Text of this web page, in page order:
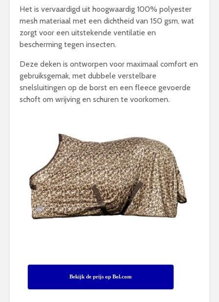
Het is vervaardigd uit hoogwaardig 100% polyester
mesh materiaal met een dichtheid van 150 gsm, wat
zorgt voor een uitstekende ventilatie en
bescherming tegen insecten.
Deze deken is ontworpen voor maximaal comfort en
gebruiksgemak, met dubbele verstelbare
snelsluitingen op de borst en een fleece gevoerde
schoft om wrijving en schuren te voorkomen.
Bekijk de prijs op Bol.com